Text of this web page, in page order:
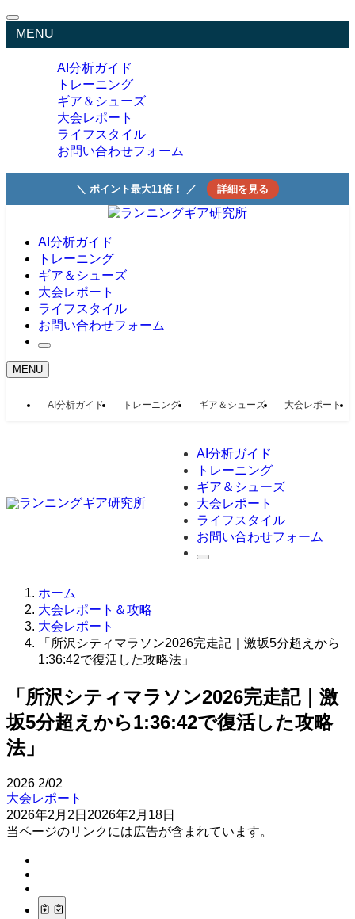
MENU
AI分析ガイド
トレーニング
ギア＆シューズ
大会レポート
ライフスタイル
お問い合わせフォーム
＼ ポイント最大11倍！ ／ 詳細を見る
AI分析ガイド
トレーニング
ギア＆シューズ
大会レポート
ライフスタイル
お問い合わせフォーム
MENU
AI分析ガイド トレーニング ギア＆シューズ 大会レポート
AI分析ガイド
トレーニング
ギア＆シューズ
大会レポート
ライフスタイル
お問い合わせフォーム
ホーム
大会レポート＆攻略
大会レポート
「所沢シティマラソン2026完走記｜激坂5分超えから
1:36:42で復活した攻略法」
「所沢シティマラソン2026完走記｜激
坂5分超えから1:36:42で復活した攻略
法」
2026 2/02
大会レポート
2026年2月2日 2026年2月18日
当ページのリンクには広告が含まれています。